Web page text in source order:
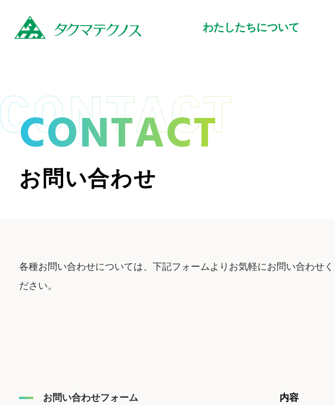
わたしたちについて
CONTACT
お問い合わせ
各種お問い合わせについては、下記フォームよりお気軽にお問い合わせく
ださい。
お問い合わせフォーム 内容